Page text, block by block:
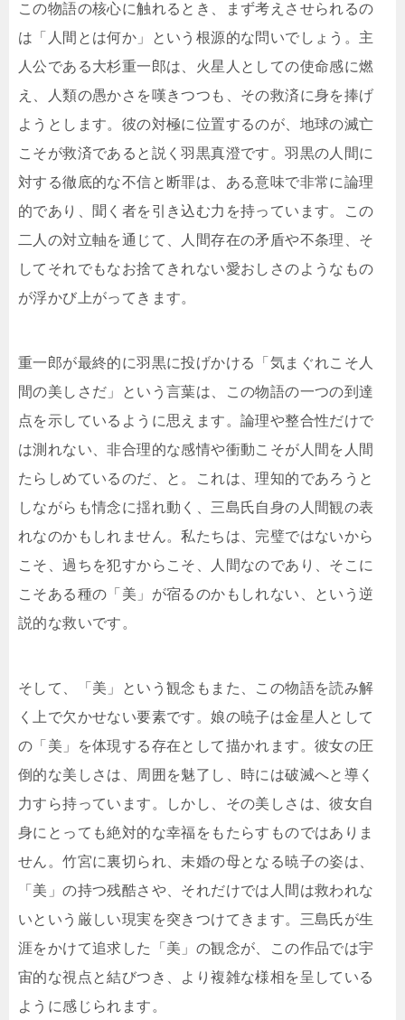
この物語の核心に触れるとき、まず考えさせられるの
は「人間とは何か」という根源的な問いでしょう。主
人公である大杉重一郎は、火星人としての使命感に燃
え、人類の愚かさを嘆きつつも、その救済に身を捧げ
ようとします。彼の対極に位置するのが、地球の滅亡
こそが救済であると説く羽黒真澄です。羽黒の人間に
対する徹底的な不信と断罪は、ある意味で非常に論理
的であり、聞く者を引き込む力を持っています。この
二人の対立軸を通じて、人間存在の矛盾や不条理、そ
してそれでもなお捨てきれない愛おしさのようなもの
が浮かび上がってきます。
重一郎が最終的に羽黒に投げかける「気まぐれこそ人
間の美しさだ」という言葉は、この物語の一つの到達
点を示しているように思えます。論理や整合性だけで
は測れない、非合理的な感情や衝動こそが人間を人間
たらしめているのだ、と。これは、理知的であろうと
しながらも情念に揺れ動く、三島氏自身の人間観の表
れなのかもしれません。私たちは、完璧ではないから
こそ、過ちを犯すからこそ、人間なのであり、そこに
こそある種の「美」が宿るのかもしれない、という逆
説的な救いです。
そして、「美」という観念もまた、この物語を読み解
く上で欠かせない要素です。娘の暁子は金星人として
の「美」を体現する存在として描かれます。彼女の圧
倒的な美しさは、周囲を魅了し、時には破滅へと導く
力すら持っています。しかし、その美しさは、彼女自
身にとっても絶対的な幸福をもたらすものではありま
せん。竹宮に裏切られ、未婚の母となる暁子の姿は、
「美」の持つ残酷さや、それだけでは人間は救われな
いという厳しい現実を突きつけてきます。三島氏が生
涯をかけて追求した「美」の観念が、この作品では宇
宙的な視点と結びつき、より複雑な様相を呈している
ように感じられます。